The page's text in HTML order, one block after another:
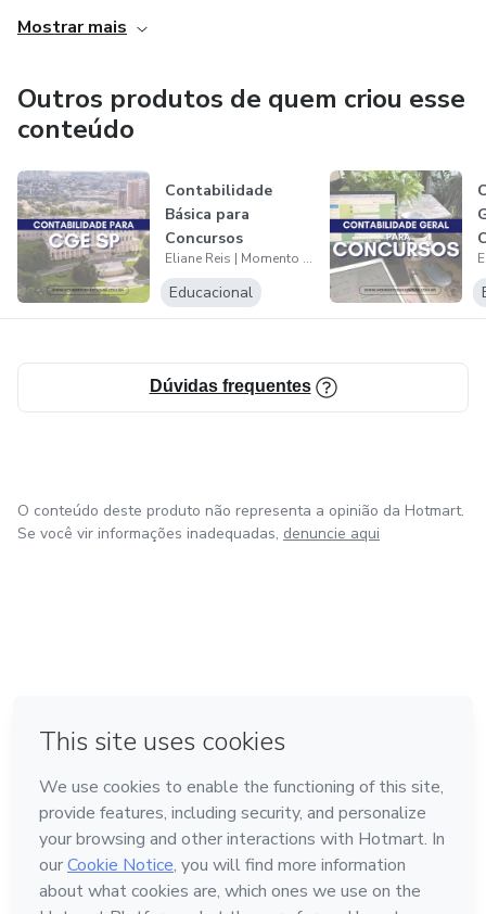
fonte adicional de esclarecimento de dúvidas e auxílio no
Mostrar mais
Outros produtos de quem criou esse
conteúdo
Contabilidade
Básica para
Concursos
Eliane Reis | Momento de Estudar
Educacional
Dúvidas frequentes
O conteúdo deste produto não representa a opinião da Hotmart.
Se você vir informações inadequadas, denuncie aqui
Feito com ❤ em Bogotá
Conheça a Hotmart